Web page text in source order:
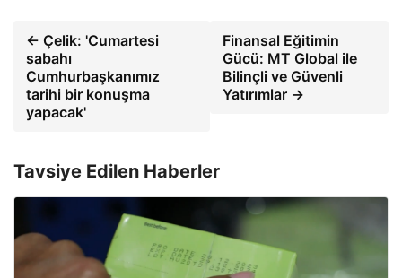
← Çelik: 'Cumartesi
sabahı
Cumhurbaşkanımız
tarihi bir konuşma
yapacak'
Finansal Eğitimin
Gücü: MT Global ile
Bilinçli ve Güvenli
Yatırımlar →
Tavsiye Edilen Haberler